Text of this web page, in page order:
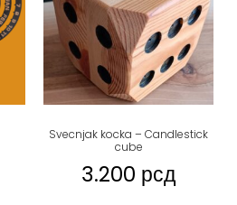
Svecnjak kocka – Candlestick
cube
3.200 рсд